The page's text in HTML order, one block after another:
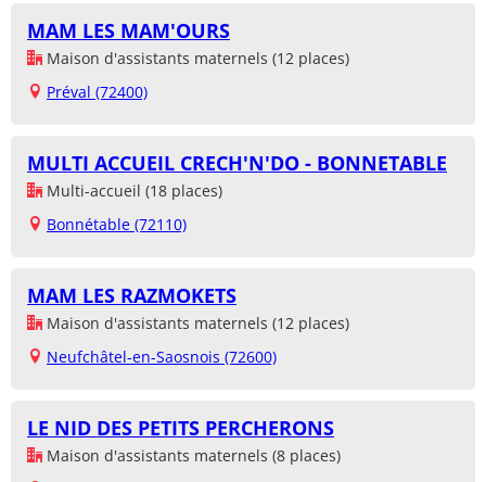
MAM LES MAM'OURS
Maison d'assistants maternels (12 places)
Préval (72400)
MULTI ACCUEIL CRECH'N'DO - BONNETABLE
Multi-accueil (18 places)
Bonnétable (72110)
MAM LES RAZMOKETS
Maison d'assistants maternels (12 places)
Neufchâtel-en-Saosnois (72600)
LE NID DES PETITS PERCHERONS
Maison d'assistants maternels (8 places)